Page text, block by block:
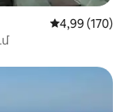
Միջին
4,99 (170)